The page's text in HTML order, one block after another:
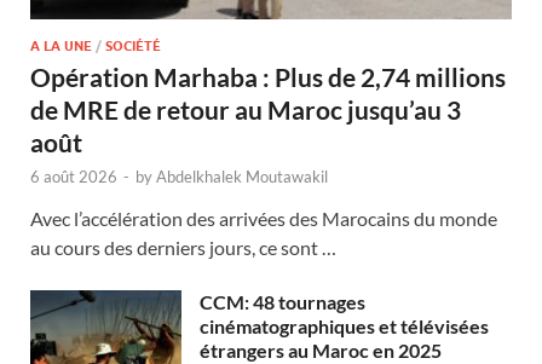
A LA UNE / SOCIÉTÉ
Opération Marhaba : Plus de 2,74 millions
de MRE de retour au Maroc jusqu’au 3
août
6 août 2026 - byAbdelkhalek Moutawakil
Avec l’accélération des arrivées des Marocains du monde
au cours des derniers jours, ce sont …
CCM: 48 tournages
cinématographiques et télévisées
étrangers au Maroc en 2025